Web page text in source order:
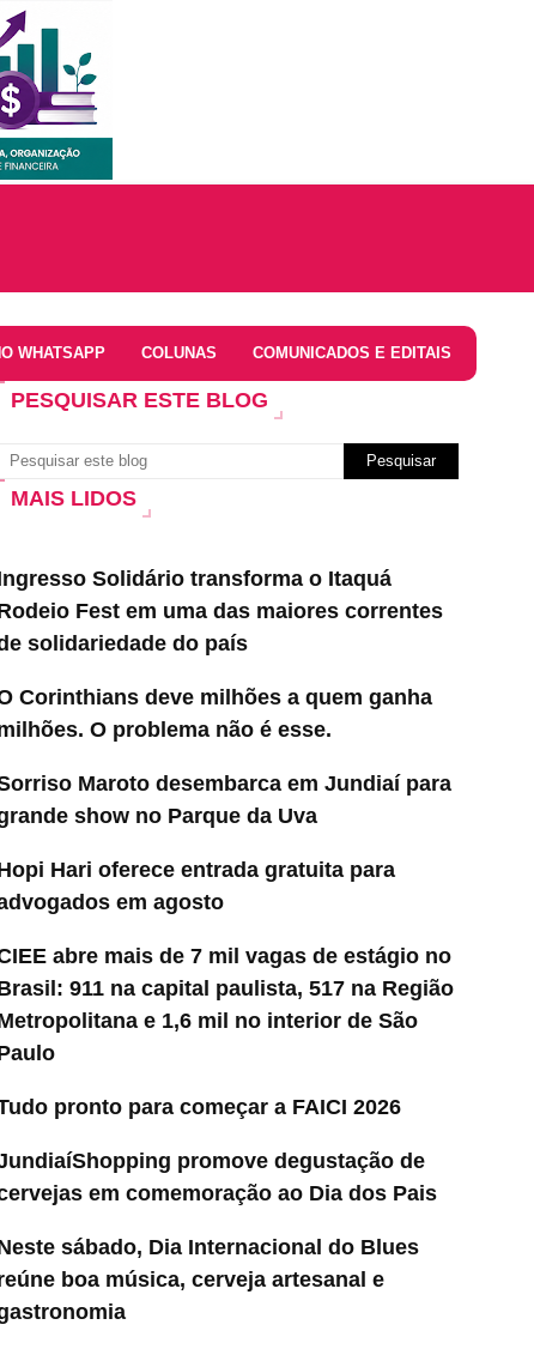
WHATSAPP COLUNAS COMUNICADOS E EDITAIS
PESQUISAR ESTE BLOG
MAIS LIDOS
Solidário transforma o Itaquá
Fest em uma das maiores correntes
solidariedade do país
Corinthians deve milhões a quem ganha
O problema não é esse.
Maroto desembarca em Jundiaí para
show no Parque da Uva
Hari oferece entrada gratuita para
em agosto
abre mais de 7 mil vagas de estágio no
911 na capital paulista, 517 na Região
e 1,6 mil no interior de São
pronto para começar a FAICI 2026
promove degustação de
em comemoração ao Dia dos Pais
sábado, Dia Internacional do Blues
boa música, cerveja artesanal e